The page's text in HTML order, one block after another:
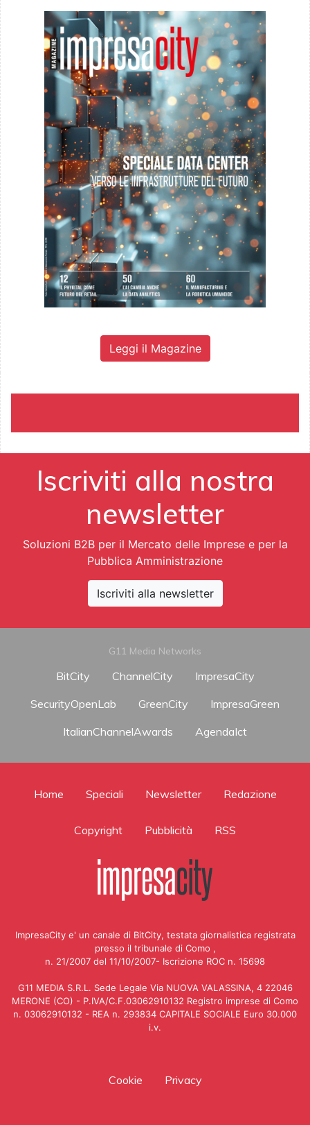
Leggi il Magazine
Iscriviti alla nostra
newsletter
Soluzioni B2B per il Mercato delle Imprese e per la
Pubblica Amministrazione
Iscriviti alla newsletter
G11 Media Networks
BitCity ChannelCity
ImpresaCity
SecurityOpenLab
GreenCity
ImpresaGreen
ItalianChannelAwards
AgendaIct
Home Speciali Newsletter Redazione
Copyright Pubblicità RSS
ImpresaCity e' un canale di BitCity, testata giornalistica registrata
presso il tribunale di Como ,
n. 21/2007 del 11/10/2007- Iscrizione ROC n. 15698
G11 MEDIA S.R.L. Sede Legale Via NUOVA VALASSINA, 4 22046
MERONE (CO) - P.IVA/C.F.03062910132 Registro imprese di Como
n. 03062910132 - REA n. 293834 CAPITALE SOCIALE Euro 30.000
i.v.
Cookie Privacy